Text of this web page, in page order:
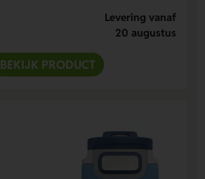
Levering vanaf
20 augustus
BEKIJK PRODUCT